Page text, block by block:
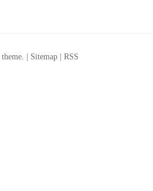
theme. | Sitemap |RSS